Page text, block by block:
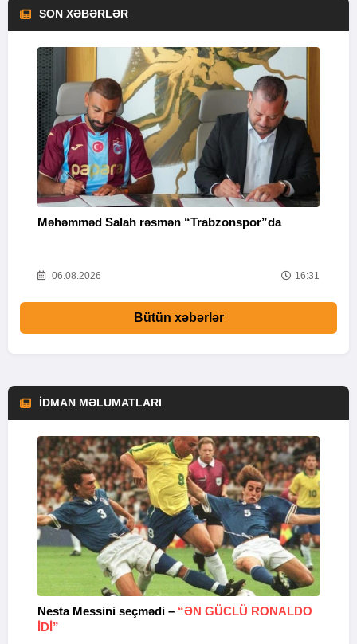
SON XƏBƏRLƏR
Məhəmməd Salah rəsmən “Trabzonspor”da
06.08.2026 16:31
Bütün xəbərlər
İDMAN MƏLUMATLARI
Nesta Messini seçmədi – “ƏN GÜCLÜ RONALDO
IDI”